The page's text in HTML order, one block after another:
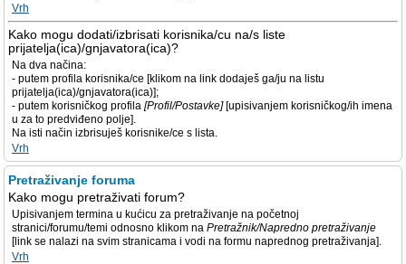
Vrh
Kako mogu dodati/izbrisati korisnika/cu na/s liste
prijatelja(ica)/gnjavatora(ica)?
Na dva načina:
- putem profila korisnika/ce [klikom na link dodaješ ga/ju na listu
prijatelja(ica)/gnjavatora(ica)];
- putem korisničkog profila [Profil/Postavke][upisivanjem korisničkog/ih imena
u za to predviđeno polje].
Na isti način izbrisuješ korisnike/ce s lista.
Vrh
Pretraživanje foruma
Kako mogu pretraživati forum?
Upisivanjem termina u kućicu za pretraživanje na početnoj
stranici/forumu/temi odnosno klikom na Pretražnik/Napredno pretraživanje
[link se nalazi na svim stranicama i vodi na formu naprednog pretraživanja].
Vrh